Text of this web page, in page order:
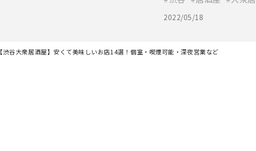
2022/05/18
【渋谷大衆居酒屋】安くて美味しいお店14選！個室・喫煙可能・深夜営業など